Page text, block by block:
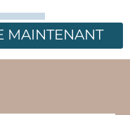
MAINTENANT